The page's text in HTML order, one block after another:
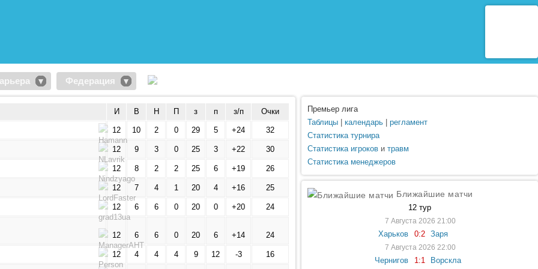
Федерация
Премьер лига
Таблицы
календарь
регламент
Статистика турнира
Статистика игроков и травм
Статистика менеджеров
Ближайшие матчи
12 тур
7 Августа 2026 21:00
Харьков 0:2 Заря
7 Августа 2026 22:00
Чернигов 1:1 Ворскла
И В Н П з п з/п Очки
12 10 2 0 29 5 +24 32
12 9 3 0 25 3 +22 30
12 8 2 2 25 6 +19 26
12 7 4 1 20 4 +16 25
12 6 6 0 20 0 +20 24
12 6 6 0 20 6 +14 24
12 4 4 4 9 12 -3 16